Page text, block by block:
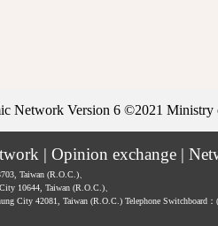
Network Version 6 ©2021 Ministry
| Opinion exchange |
Taiwan (R.O.C.)、
10644, Taiwan (R.O.C.)、
City 42081, Taiwan (R.O.C.) Telephone Switchboard：